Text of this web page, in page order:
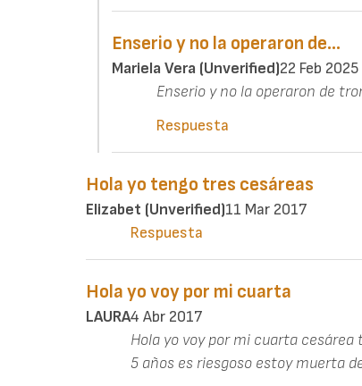
Enserio y no la operaron de…
Mariela Vera (unverified)22 Feb 2025
Enserio y no la operaron de
Respuesta
Hola yo tengo tres cesáreas
Elizabet (unverified)11 Mar 2017
Respuesta
Hola yo voy por mi cuarta
LAURA4 Abr 2017
Hola yo voy por mi cuarta
5 años es riesgoso estoy muerta